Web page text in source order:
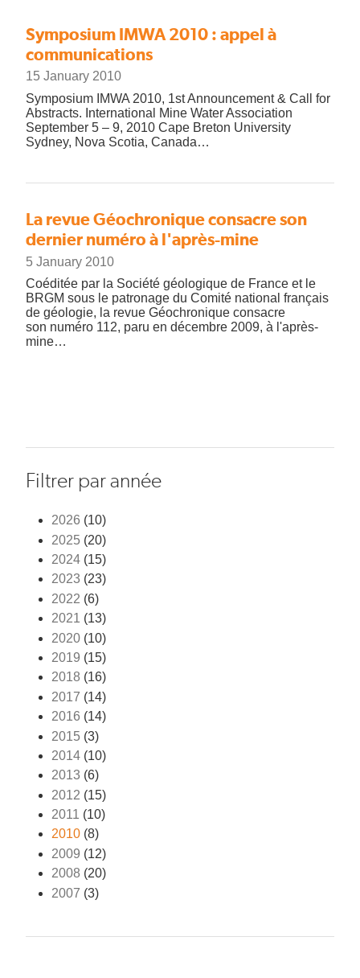
Symposium IMWA 2010 : appel à
communications
15 January 2010
Symposium IMWA 2010, 1st Announcement & Call for
Abstracts. International Mine Water Association
September 5 – 9, 2010 Cape Breton University
Sydney, Nova Scotia, Canada…
La revue Géochronique consacre son
dernier numéro à l'après-mine
5 January 2010
Coéditée par la Société géologique de France et le
BRGM sous le patronage du Comité national français
de géologie, la revue Géochronique consacre
son numéro 112, paru en décembre 2009, à l'après-
mine…
Filtrer par année
2026 (10)
2025 (20)
2024 (15)
2023 (23)
2022 (6)
2021 (13)
2020 (10)
2019 (15)
2018 (16)
2017 (14)
2016 (14)
2015 (3)
2014 (10)
2013 (6)
2012 (15)
2011 (10)
2010 (8)
2009 (12)
2008 (20)
2007 (3)